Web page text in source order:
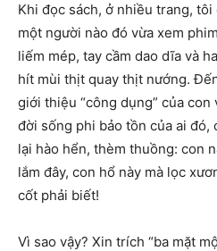
Khi đọc sách, ở nhiều trang,
một người nào đó vừa xem
liếm mép, tay cầm dao dĩa và
hít mùi thịt quay thịt nướng.
giới thiệu “công dụng” của con
đời sống phi bảo tồn của ai đó,
lại hào hển, thèm thuồng: con
lắm đây, con hổ này mà lọc
cốt phải biết!
Vì sao vậy? Xin trích “ba mặt